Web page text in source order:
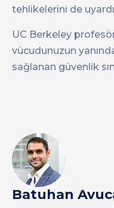
tehlikelerini de
UC Berkeley
vücudunuzun
sağlanan güvenlik
Batuhan